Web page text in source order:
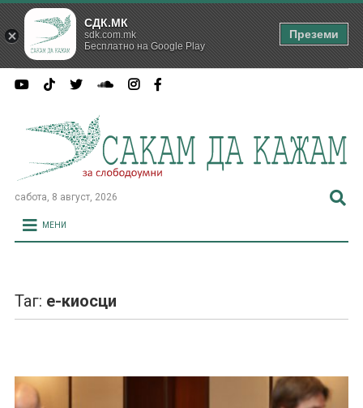
сабота, 8 август, 2026
МЕНИ
Таг: е-киосци
СДК.МК
sdk.com.mk
Бесплатно на Google Play
Преземи